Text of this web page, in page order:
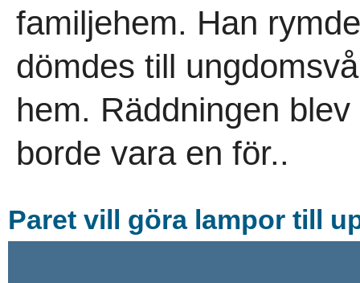
familjehem. Han
dömdes till
hem. Räddningen
borde vara en för..
Paret vill göra lampor till